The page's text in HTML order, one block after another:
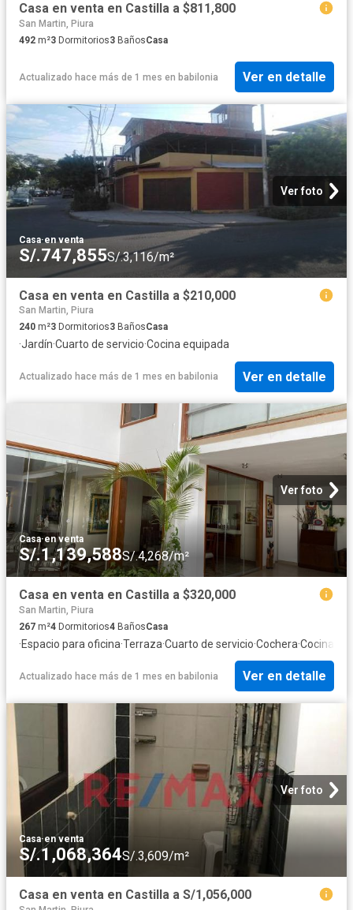
Casa en venta en Castilla a $811,800
San Martin, Piura
492 m²3 Dormitorios3 BañosCasa
Actualizado hace más de 1 mes en babilonia Ver en detalle
Ver foto
Casa·en venta
S/.747,855S/.3,116/m²
Casa en venta en Castilla a $210,000
San Martin, Piura
240 m²3 Dormitorios3 BañosCasa
·Jardín·Cuarto de servicio·Cocina equipada
Actualizado hace más de 1 mes en babilonia Ver en detalle
Ver foto
Casa·en venta
S/.1,139,588S/.4,268/m²
Casa en venta en Castilla a $320,000
San Martin, Piura
267 m²4 Dormitorios4 BañosCasa
·Espacio para oficina·Terraza·Cuarto de servicio·Cochera·Cocina
Actualizado hace más de 1 mes en babilonia Ver en detalle
Ver foto
Casa·en venta
S/.1,068,364S/.3,609/m²
Casa en venta en Castilla a S/1,056,000